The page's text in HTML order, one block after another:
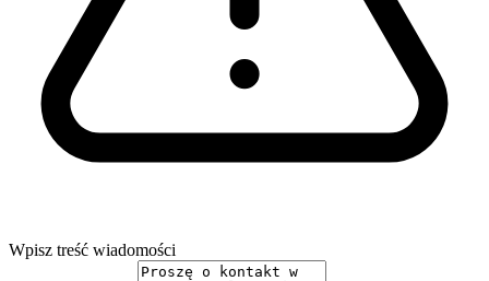
Wpisz treść wiadomości